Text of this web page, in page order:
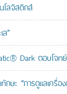
โลจิสติกส์
”
Dark ตอบโจ
ะ “การดูแลเครื่อ